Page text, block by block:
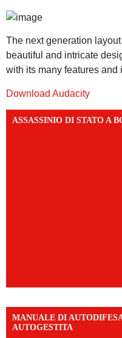
The next generation
beautiful and intricate
with its many features and
Download Audacity
ASSASSINIO DI STATO A
MANUALE DI
AUTOGESTITA